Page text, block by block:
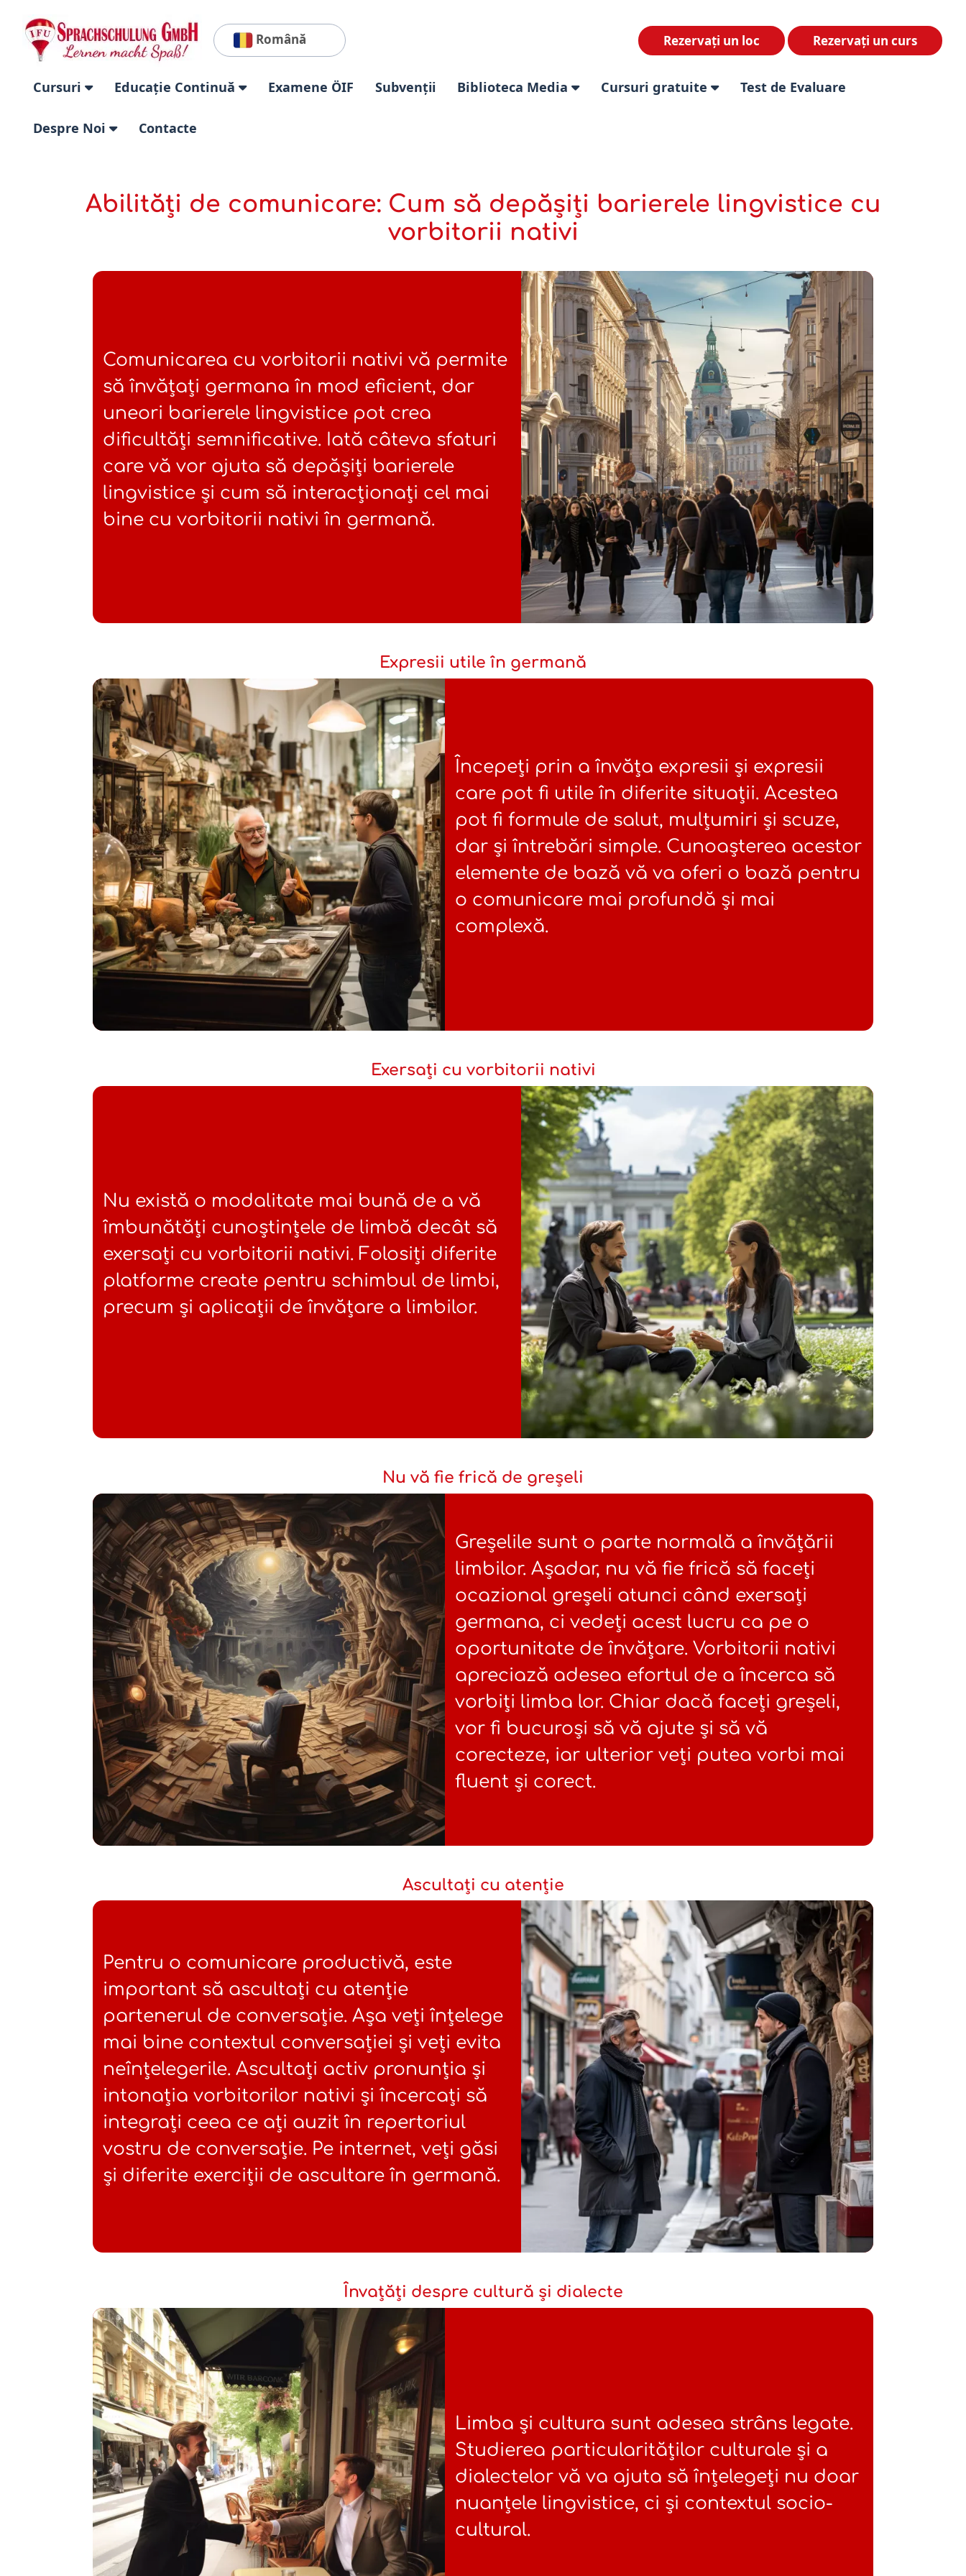
Română Rezervați un curs
Rezervați un loc
Cursuri Educație Continuă Examene ÖIF Subvenții Biblioteca Media Cursuri gratuite Test de Evaluare
Despre Noi Contacte
Abilități de comunicare: Cum să depășiți barierele lingvistice cu
vorbitorii nativi
Comunicarea cu vorbitorii nativi vă permite
să învățați germana în mod eficient, dar
uneori barierele lingvistice pot crea
dificultăți semnificative. Iată câteva sfaturi
care vă vor ajuta să depășiți barierele
lingvistice și cum să interacționați cel mai
bine cu vorbitorii nativi în germană.
Expresii utile în germană
Începeți prin a învăța expresii și expresii
care pot fi utile în diferite situații. Acestea
pot fi formule de salut, mulțumiri și scuze,
dar și întrebări simple. Cunoașterea acestor
elemente de bază vă va oferi o bază pentru
o comunicare mai profundă și mai
complexă.
Exersați cu vorbitorii nativi
Nu există o modalitate mai bună de a vă
îmbunătăți cunoștințele de limbă decât să
exersați cu vorbitorii nativi. Folosiți diferite
platforme create pentru schimbul de limbi,
precum și aplicații de învățare a limbilor.
Nu vă fie frică de greșeli
Greșelile sunt o parte normală a învățării
limbilor. Așadar, nu vă fie frică să faceți
ocazional greșeli atunci când exersați
germana, ci vedeți acest lucru ca pe o
oportunitate de învățare. Vorbitorii nativi
apreciază adesea efortul de a încerca să
vorbiți limba lor. Chiar dacă faceți greșeli,
vor fi bucuroși să vă ajute și să vă
corecteze, iar ulterior veți putea vorbi mai
fluent și corect.
Ascultați cu atenție
Pentru o comunicare productivă, este
important să ascultați cu atenție
partenerul de conversație. Așa veți înțelege
mai bine contextul conversației și veți evita
neînțelegerile. Ascultați activ pronunția și
intonația vorbitorilor nativi și încercați să
integrați ceea ce ați auzit în repertoriul
vostru de conversație. Pe internet, veți găsi
și diferite exerciții de ascultare în germană.
Învațăți despre cultură și dialecte
Limba și cultura sunt adesea strâns legate.
Studierea particularităților culturale și a
dialectelor vă va ajuta să înțelegeți nu doar
nuanțele lingvistice, ci și contextul socio-
cultural.